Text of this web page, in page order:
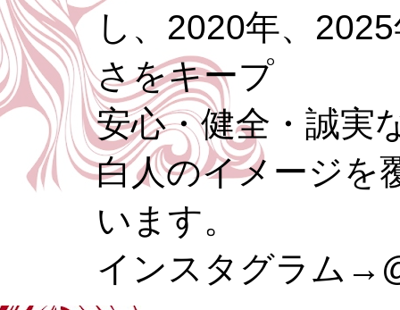
し、2020年、
さをキープ
安心・健全・誠実
白人のイメージを
います。
インスタグラム